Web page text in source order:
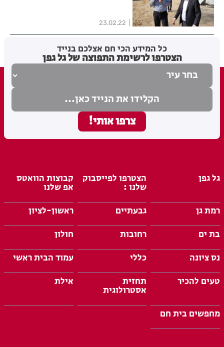
23.02.22
כל המידע הכי חם אצלכם בנייד
הצטרפו לרשימת התפוצה של גל גפן
גל גפן הצטרפו לפייסבוק
שלנו :
קבוצות הוואטס
אפ שלנו
רמת גן
גבעתיים
ראשון-לציון
בת ים
רחובות
חולון
נס ציונה
כללי
עמוד הבית ראשי
טעים להכיר
תחזית
אסטרולוגית
אילת
מחפשים בית חם